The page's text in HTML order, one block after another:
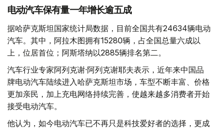
电动汽车保有量一年增长逾五成
据哈萨克斯坦国家统计局数据，目前全国共有24634辆电动
汽车。其中，阿拉木图拥有15280辆，占全国总量六成以
上，位居首位；阿斯塔纳以2885辆排名第二。
汽车行业专家阿列克谢·阿列克谢耶夫表示，近年来中国品
牌电动汽车陆续进入哈萨克斯坦市场，车型不断丰富、价格
更加亲民，加上充电网络持续完善，使越来越多消费者开始
接受电动汽车。
他认为，如今电动汽车已不再只是科技爱好者的选择，更成